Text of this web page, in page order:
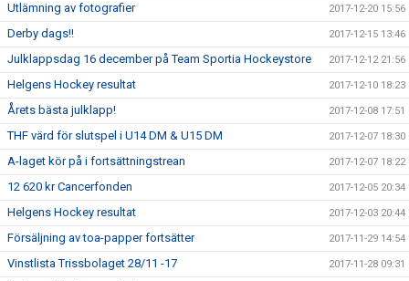
Utlämning av fotografier 2017-12-20 15:56
Derby dags!! 2017-12-15 13:46
Julklappsdag 16 december på Team Sportia Hockeystore 2017-12-12 21:56
Helgens Hockey resultat 2017-12-10 18:23
Årets bästa julklapp! 2017-12-08 17:51
THF värd för slutspel i U14 DM & U15 DM 2017-12-07 18:30
A-laget kör på i fortsättningstrean 2017-12-07 18:22
12 620 kr Cancerfonden 2017-12-05 20:34
Helgens Hockey resultat 2017-12-03 20:44
Försäljning av toa-papper fortsätter 2017-11-29 14:54
Vinstlista Trissbolaget 28/11 -17 2017-11-28 09:31